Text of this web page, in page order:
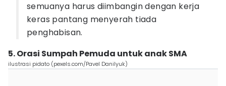
semuanya harus diimbangin dengan kerja
keras pantang menyerah tiada
penghabisan.
5. Orasi Sumpah Pemuda untuk anak SMA
ilustrasi pidato (pexels.com/Pavel Danilyuk)